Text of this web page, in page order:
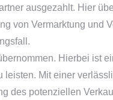
ausgezahlt. Hier
von Vermarktung und
Hierbei ist
leisten. Mit einer
des potenziellen